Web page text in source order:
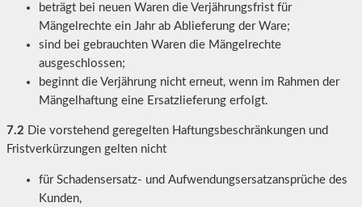
beträgt bei neuen Waren die Verjährungsfrist für
Mängelrechte ein Jahr ab Ablieferung der Ware;
sind bei gebrauchten Waren die Mängelrechte
ausgeschlossen;
beginnt die Verjährung nicht erneut, wenn im Rahmen der
Mängelhaftung eine Ersatzlieferung erfolgt.
7.2 Die vorstehend geregelten Haftungsbeschränkungen und
Fristverkürzungen gelten nicht
für Schadensersatz- und Aufwendungsersatzansprüche des
Kunden,